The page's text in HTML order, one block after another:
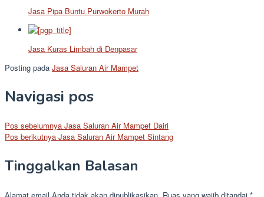
Jasa Pipa Buntu Purwokerto Murah
Jasa Kuras Limbah di Denpasar
Posting pada Jasa Saluran Air Mampet
Navigasi pos
Pos sebelumnya Jasa Saluran Air Mampet Dairi
Pos berikutnya Jasa Saluran Air Mampet Sintang
Tinggalkan Balasan
Alamat email Anda tidak akan dipublikasikan. Ruas yang wajib ditandai *